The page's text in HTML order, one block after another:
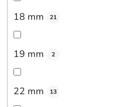
18 mm 21
19 mm 2
22 mm 13